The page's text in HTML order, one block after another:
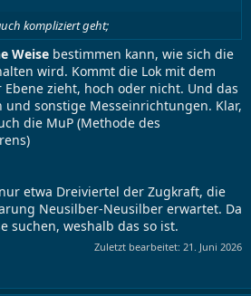
kompliziert geht;
Weise bestimmen kann, wie sich die
wird. Kommt die Lok mit dem
zieht, hoch oder nicht. Und das
und sonstige Messeinrichtungen. Klar,
die MuP (Methode des
etwa Dreiviertel der Zugkraft, die
Neusilber-Neusilber erwartet. Da
suchen, weshalb das so ist.
Zuletzt bearbeitet: 21. Juni 2026